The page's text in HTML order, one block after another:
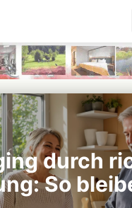
durch
So